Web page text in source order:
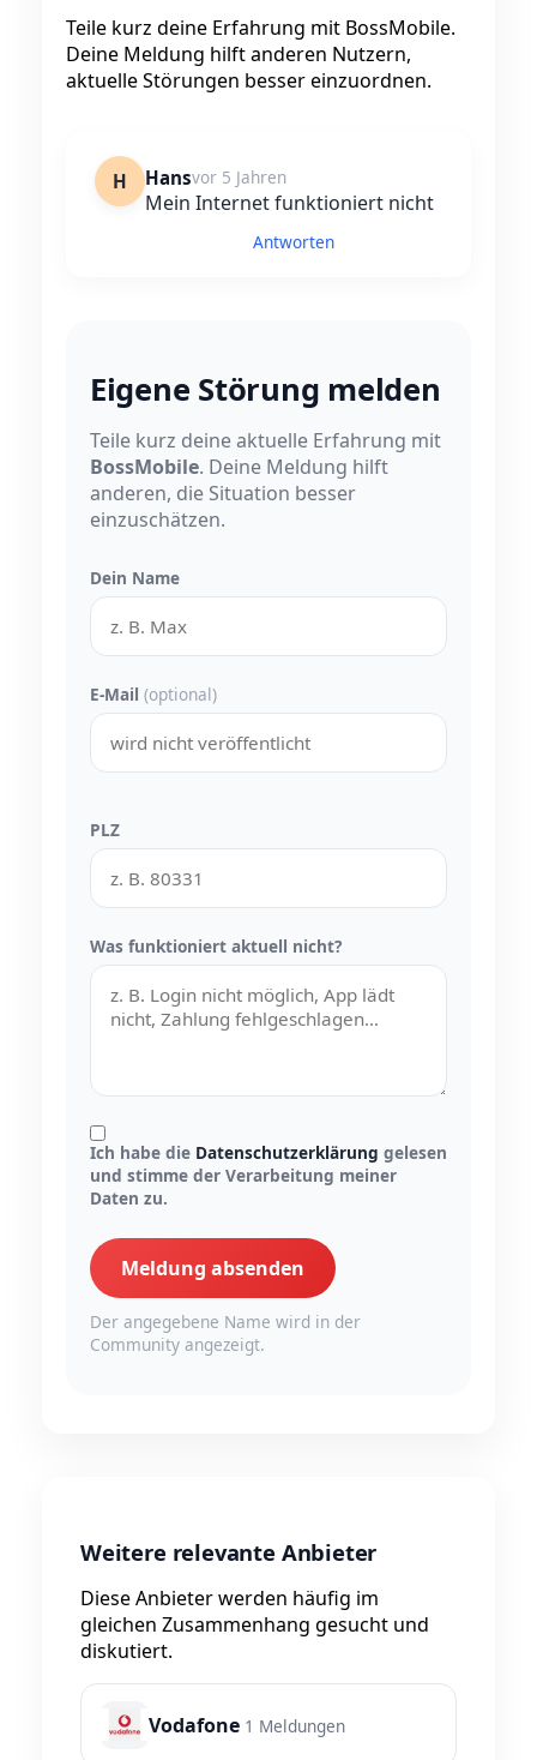
Teile kurz deine Erfahrung mit BossMobile.
Deine Meldung hilft anderen Nutzern,
aktuelle Störungen besser einzuordnen.
H Hansvor 5 Jahren
Mein Internet funktioniert nicht
Antworten
Eigene Störung melden
Teile kurz deine aktuelle Erfahrung mit
BossMobile. Deine Meldung hilft
anderen, die Situation besser
einzuschätzen.
Dein Name
E-Mail (optional)
PLZ
Was funktioniert aktuell nicht?
Ich habe die Datenschutzerklärung gelesen
und stimme der Verarbeitung meiner
Daten zu.
Meldung absenden
Der angegebene Name wird in der
Community angezeigt.
Weitere relevante Anbieter
Diese Anbieter werden häufig im
gleichen Zusammenhang gesucht und
diskutiert.
Vodafone 1 Meldungen